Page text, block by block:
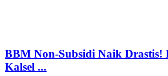
BBM Non-Subsidi Naik Drastis!
Kalsel ...